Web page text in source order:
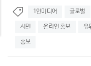
1인미디어 글로벌
시민 온라인 홍보 유
홍보